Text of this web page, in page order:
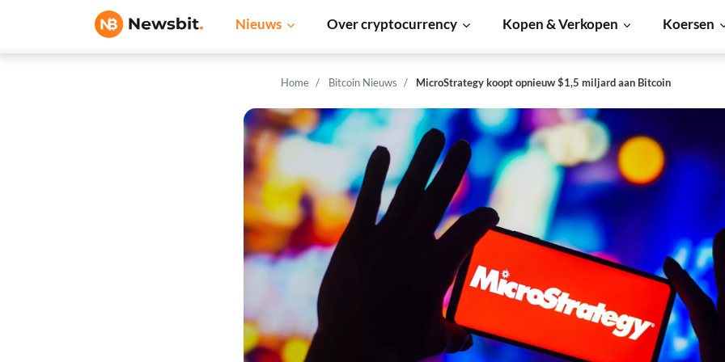
Nieuws Over cryptocurrency Kopen & Verkopen Koersen
Home Bitcoin Nieuws MicroStrategy koopt opnieuw $1,5 miljard aan Bitcoin